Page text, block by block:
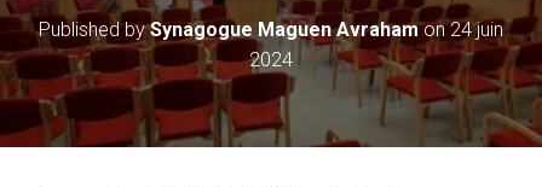
Published bySynagogue Maguen Avrahamon24 juin
2024